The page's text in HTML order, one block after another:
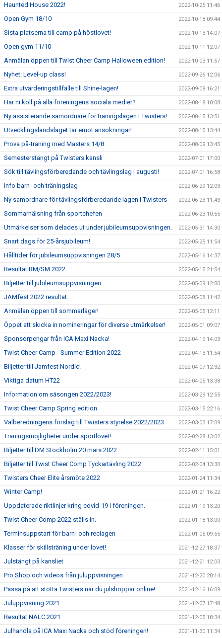
Haunted House 2022! 2022-10-25 11:46
Open Gym 18/10 2022-10-18 09:44
Sista platserna till camp på höstlovet! 2022-10-13 14:07
Open gym 11/10 2022-10-11 12:07
Anmälan öppen till Twist Cheer Camp Halloween edition! 2022-10-03 11:57
Nyhet: Level-up class! 2022-09-26 12:06
Extra utvärderingstillfälle till Shine-lagen! 2022-09-08 16:21
Har ni koll på alla föreningens sociala medier? 2022-08-18 10:08
Ny assisterande samordnare för träningslagen i Twisters! 2022-08-15 13:51
Utvecklingslandslaget tar emot ansökningar! 2022-08-15 13:44
Prova på-träning med Masters 14/8. 2022-08-09 13:45
Semesterstängt på Twisters kansli 2022-07-01 17:00
Sök till tävlingsförberedande och tävlingslag i augusti! 2022-07-01 16:58
Info barn- och träningslag 2022-06-29 12:03
Ny samordnare för tävlingsförberedande lagen i Twisters 2022-06-23 11:43
Sommarhälsning från sportchefen 2022-06-23 10:55
Utmärkelser som delades ut under jubileumsuppvisningen. 2022-05-31 14:30
Snart dags för 25-årsjubileum! 2022-05-25 11:54
Hålltider för jubileumsuppvisningen 28/5 2022-05-16 14:37
Resultat RM/SM 2022 2022-05-15 21:54
Biljetter till jubileumsuppvisningen. 2022-05-09 12:00
JAMfest 2022 resultat. 2022-05-08 11:42
Anmälan öppen till sommarläger! 2022-05-05 12:11
Öppet att skicka in nomineringar för diverse utmärkelser! 2022-05-01 09:07
Sponsorpengar från ICA Maxi Nacka! 2022-04-19 14:03
Twist Cheer Camp - Summer Edition 2022 2022-04-13 11:54
Biljetter till Jamfest Nordic! 2022-04-07 12:32
Viktiga datum HT22 2022-04-05 13:38
Information om säsongen 2022/2023! 2022-03-29 12:55
Twist Cheer Camp Spring edition 2022-03-15 22:16
Valberedningens förslag till Twisters styrelse 2022/2023 2022-03-03 17:09
Träningsmöjligheter under sportlovet! 2022-02-28 13:02
Biljetter till DM Stockholm 20 mars 2022 2022-02-11 15:01
Biljetter till Twist Cheer Comp Tyckartävling 2022 2022-02-04 13:30
Twisters Cheer Elite årsmöte 2022 2022-01-24 11:34
Winter Camp! 2022-01-21 16:22
Uppdaterade riktlinjer kring covid-19 i föreningen. 2022-01-19 13:20
Twist Cheer Comp 2022 ställs in. 2022-01-18 13:00
Terminsuppstart för barn- och reclagen 2022-01-05 09:55
Klasser för skillsträning under lovet! 2021-12-27 18:37
Julstängt på kansliet 2021-12-21 12:03
Pro Shop och videos från juluppvisningen 2021-12-20 20:14
Passa på att stötta Twisters när du julshoppar online! 2021-12-16 16:09
Juluppvisning 2021 2021-12-07 17:48
Resultat NALC 2021 2021-12-05 18:34
Julhandla på ICA Maxi Nacka och stöd föreningen! 2021-11-30 11:34